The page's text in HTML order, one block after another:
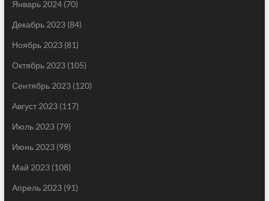
Январь 2024(70)
Декабрь 2023(84)
Ноябрь 2023(81)
Октябрь 2023(105)
Сентябрь 2023(120)
Август 2023(117)
Июль 2023(79)
Июнь 2023(98)
Май 2023(108)
Апрель 2023(91)